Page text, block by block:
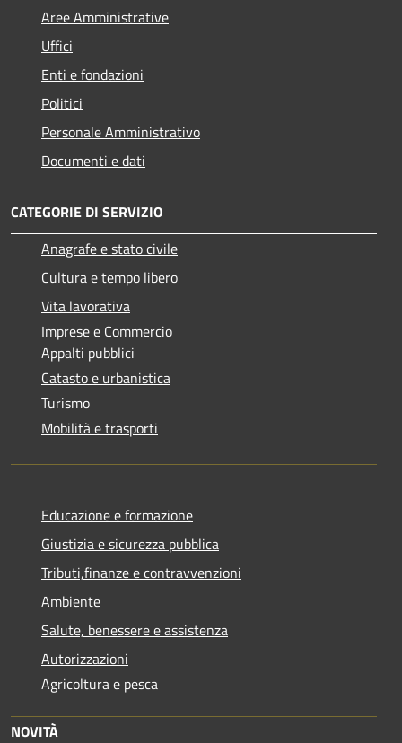
Aree Amministrative
Uffici
Enti e fondazioni
Politici
Personale Amministrativo
Documenti e dati
CATEGORIE DI SERVIZIO
Anagrafe e stato civile
Cultura e tempo libero
Vita lavorativa
Imprese e Commercio
Appalti pubblici
Catasto e urbanistica
Turismo
Mobilità e trasporti
Educazione e formazione
Giustizia e sicurezza pubblica
Tributi,finanze e contravvenzioni
Ambiente
Salute, benessere e assistenza
Autorizzazioni
Agricoltura e pesca
NOVITÀ